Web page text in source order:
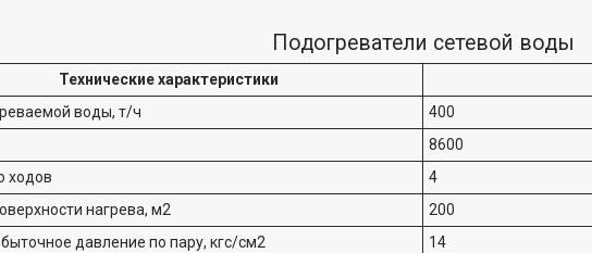
Подогреватели сетевой воды
Технические характеристики
воды, т/ч
400
8600
ходов
4
нагрева, м2
200
давление по пару, кгс/см2
14